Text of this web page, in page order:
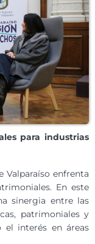
para industrias
Valparaíso enfrenta
En este
sinergia entre las
patrimoniales y
el interés en áreas